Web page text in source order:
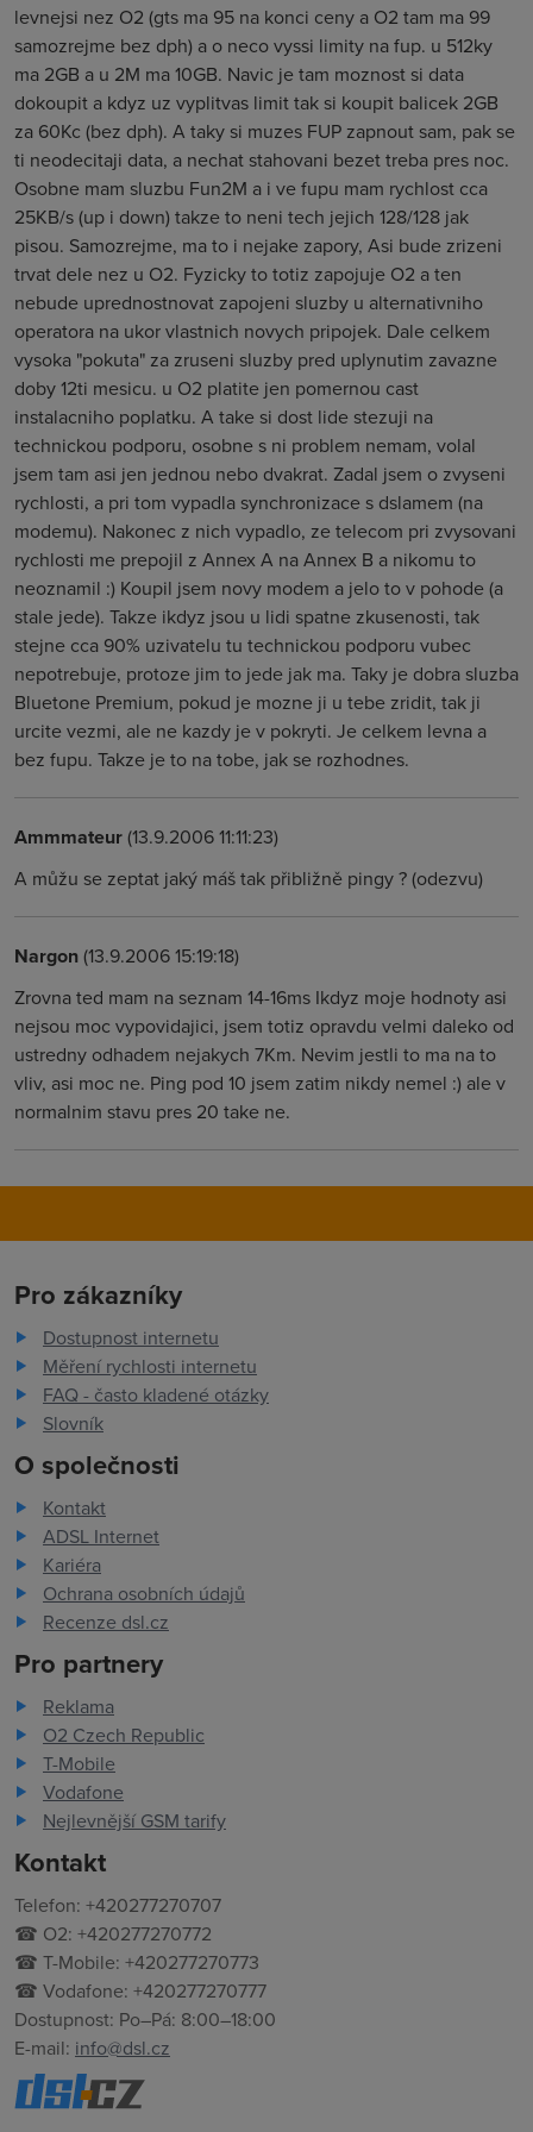
levnejsi nez O2 (gts ma 95 na konci ceny a O2 tam ma 99
samozrejme bez dph) a o neco vyssi limity na fup. u 512ky
ma 2GB a u 2M ma 10GB. Navic je tam moznost si data
dokoupit a kdyz uz vyplitvas limit tak si koupit balicek 2GB
za 60Kc (bez dph). A taky si muzes FUP zapnout sam, pak se
ti neodecitaji data, a nechat stahovani bezet treba pres noc.
Osobne mam sluzbu Fun2M a i ve fupu mam rychlost cca
25KB/s (up i down) takze to neni tech jejich 128/128 jak
pisou. Samozrejme, ma to i nejake zapory, Asi bude zrizeni
trvat dele nez u O2. Fyzicky to totiz zapojuje O2 a ten
nebude uprednostnovat zapojeni sluzby u alternativniho
operatora na ukor vlastnich novych pripojek. Dale celkem
vysoka "pokuta" za zruseni sluzby pred uplynutim zavazne
doby 12ti mesicu. u O2 platite jen pomernou cast
instalacniho poplatku. A take si dost lide stezuji na
technickou podporu, osobne s ni problem nemam, volal
jsem tam asi jen jednou nebo dvakrat. Zadal jsem o zvyseni
rychlosti, a pri tom vypadla synchronizace s dslamem (na
modemu). Nakonec z nich vypadlo, ze telecom pri zvysovani
rychlosti me prepojil z Annex A na Annex B a nikomu to
neoznamil :) Koupil jsem novy modem a jelo to v pohode (a
stale jede). Takze ikdyz jsou u lidi spatne zkusenosti, tak
stejne cca 90% uzivatelu tu technickou podporu vubec
nepotrebuje, protoze jim to jede jak ma. Taky je dobra sluzba
Bluetone Premium, pokud je mozne ji u tebe zridit, tak ji
urcite vezmi, ale ne kazdy je v pokryti. Je celkem levna a
bez fupu. Takze je to na tobe, jak se rozhodnes.
Ammmateur(13.9.2006 11:11:23)
A můžu se zeptat jaký máš tak přibližně pingy ? (odezvu)
Nargon(13.9.2006 15:19:18)
Zrovna ted mam na seznam 14-16ms Ikdyz moje hodnoty asi
nejsou moc vypovidajici, jsem totiz opravdu velmi daleko od
ustredny odhadem nejakych 7Km. Nevim jestli to ma na to
vliv, asi moc ne. Ping pod 10 jsem zatim nikdy nemel :) ale v
normalnim stavu pres 20 take ne.
Pro zákazníky
Dostupnost internetu
Měření rychlosti internetu
FAQ - často kladené otázky
Slovník
O společnosti
Kontakt
ADSL Internet
Kariéra
Ochrana osobních údajů
Recenze dsl.cz
Pro partnery
Reklama
O2 Czech Republic
T-Mobile
Vodafone
Nejlevnější GSM tarify
Kontakt
Telefon: +420277270707
☎ O2: +420277270772
☎ T-Mobile: +420277270773
☎ Vodafone: +420277270777
Dostupnost: Po–Pá: 8:00–18:00
E-mail: info@dsl.cz